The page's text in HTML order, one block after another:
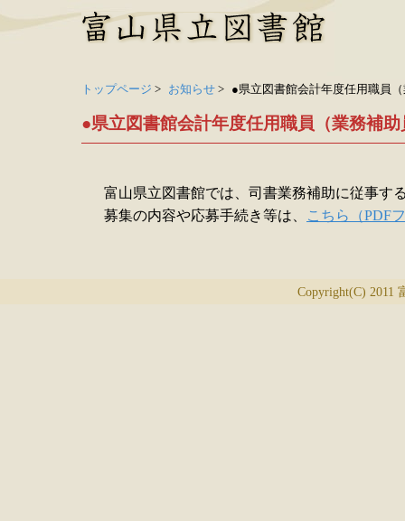
トップページ > お知らせ > ●県立図書館会計年度任用職員
●県立図書館会計年度任用職員（業務補
富山県立図書館では、司書業務補助に従事す
募集の内容や応募手続き等は、
こちら（PDF
Copyright(C) 2011